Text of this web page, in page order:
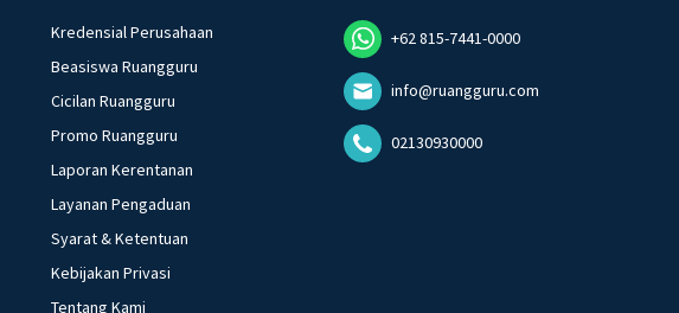
Kredensial Perusahaan
Beasiswa Ruangguru
Cicilan Ruangguru
Promo Ruangguru
Laporan Kerentanan
Layanan Pengaduan
Syarat & Ketentuan
Kebijakan Privasi
Tentang Kami
+62 815-7441-0000
info@ruangguru.com
02130930000